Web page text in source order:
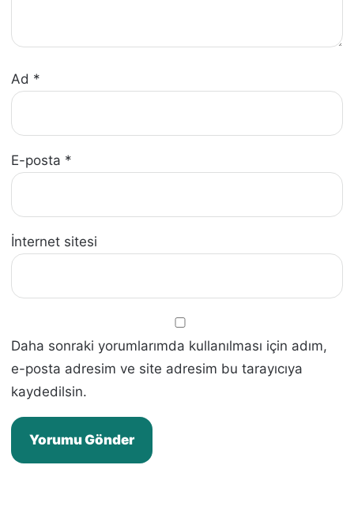
Ad *
E-posta *
İnternet sitesi
Daha sonraki yorumlarımda kullanılması için adım,
e-posta adresim ve site adresim bu tarayıcıya
kaydedilsin.